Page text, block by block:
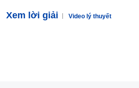
Xem lời giải Video lý thuyết